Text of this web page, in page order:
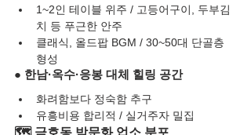
1~2인 테이블 위주 / 고등어구이, 두부김
치 등 푸근한 안주
클래식, 올드팝 BGM / 30~50대 단골층
형성
● 한남·옥수·응봉 대체 힐링 공간
화려함보다 정숙함 추구
유흥비용 합리적 / 실거주자 밀집
🗺️ 금호동 밤문화 업소 분포